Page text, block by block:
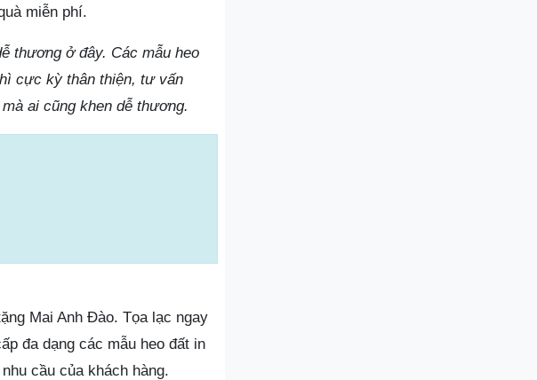
miễn phí.
thương ở đây. Các mẫu heo
cực kỳ thân thiện, tư vấn
ai cũng khen dễ thương.
Mai Anh Đào. Tọa lạc ngay
đa dạng các mẫu heo đất in
cầu của khách hàng.